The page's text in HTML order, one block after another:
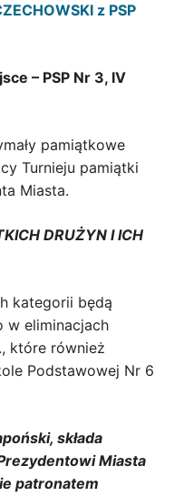
z PSP
– PSP Nr 3, IV
pamiątkowe
Turnieju pamiątki
Miasta.
DRUŻYN I ICH
kategorii będą
w eliminacjach
które również
Podstawowej Nr 6
składa
Miasta
patronatem